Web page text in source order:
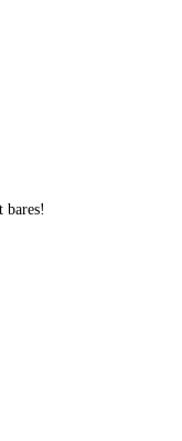
bares!